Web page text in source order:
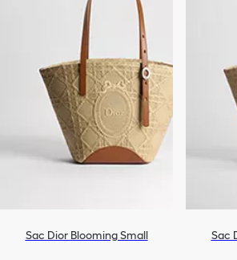
Sac Dior Blooming Small
Sac